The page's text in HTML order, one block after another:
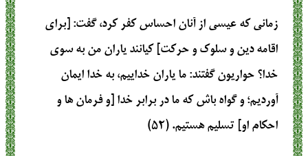
زمانی که عیسی از آنان احساس کفر کرد، گفت: [برای
اقامه دین و سلوک و حرکت] کیانند یاران من به سوی
خدا؟ حواریون گفتند: ما یاران خداییم، به خدا ایمان
آوردیم؛ و گواه باش که ما در برابر خدا [و فرمان ها و
احکام او] تسلیم هستیم. (۵۲)